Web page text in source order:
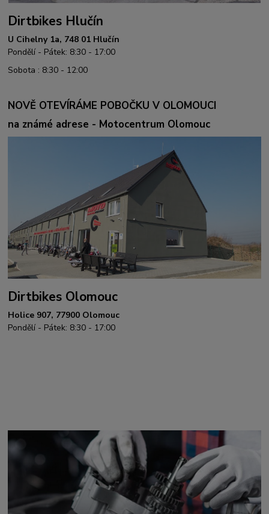
Dirtbikes Hlučín
U Cihelny 1a, 748 01 Hlučín
Pondělí - Pátek: 8:30 - 17:00
Sobota : 8:30 - 12:00
NOVĚ OTEVÍRÁME POBOČKU V OLOMOUCI
na známé adrese - Motocentrum Olomouc
Dirtbikes Olomouc
Holice 907, 77900 Olomouc
Pondělí - Pátek: 8:30 - 17:00